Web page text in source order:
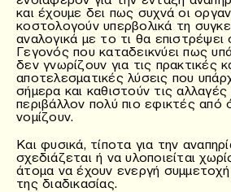
και έχουμε δει πως συχνά οι
κοστολογούν υπερβολικά τη
αναλογικά με το τι θα επιστρέψει
Γεγονός που καταδεικνύει πως
δεν γνωρίζουν για τις πρακτικές
αποτελεσματικές λύσεις που
σήμερα και καθιστούν τις
περιβάλλον πολύ πιο εφικτές από
νομίζουν.
Και φυσικά, τίποτα για την
σχεδιάζεται ή να υλοποιείται
άτομα να έχουν ενεργή
της διαδικασίας.